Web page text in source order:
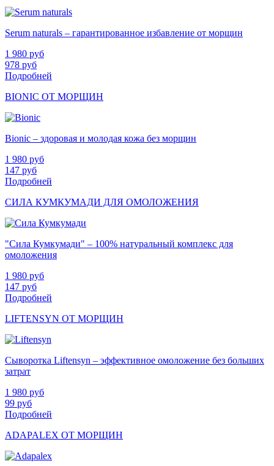
Serum naturals – гарантированное избавление от морщин
1 980 руб
978 руб
Подробней
BIONIC ОТ МОРЩИН
Bionic – здоровая и молодая кожа без морщин
1 980 руб
147 руб
Подробней
СИЛА КУМКУМАДИ ДЛЯ ОМОЛОЖЕНИЯ
"Сила Кумкумади" – 100% натуральный комплекс для
омоложения
1 980 руб
147 руб
Подробней
LIFTENSYN ОТ МОРЩИН
Сыворотка Liftensyn – эффективное омоложение без больших
затрат
1 980 руб
99 руб
Подробней
ADAPALEX ОТ МОРЩИН